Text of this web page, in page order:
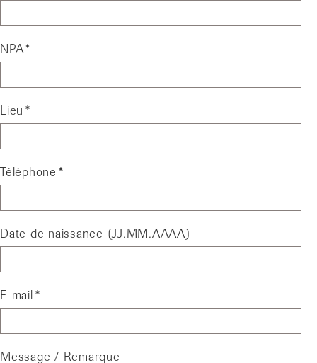
NPA
Lieu
Téléphone
Date de naissance (JJ.MM.AAAA)
E-mail
Message / Remarque